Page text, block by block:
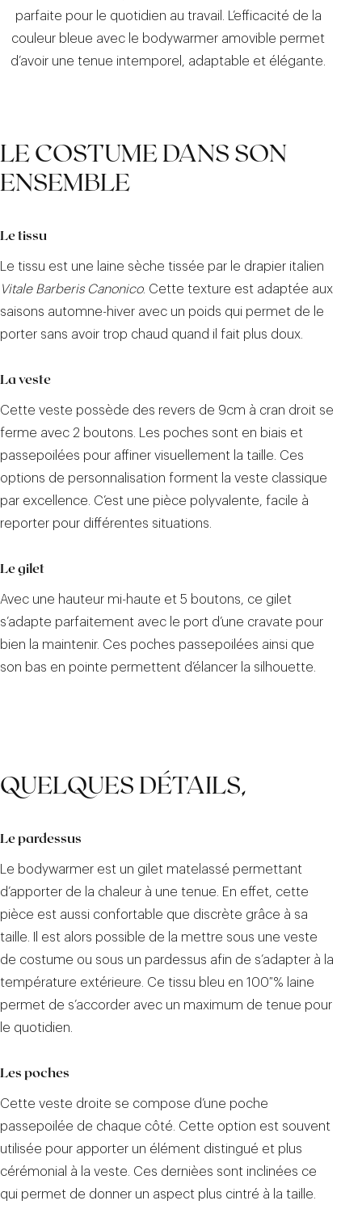
parfaite pour le quotidien au travail. L’efficacité de la
couleur bleue avec le bodywarmer amovible permet
d’avoir une tenue intemporel, adaptable et élégante.
LE COSTUME DANS SON
ENSEMBLE
Le tissu
Le tissu est une laine sèche tissée par le drapier italien
Vitale Barberis Canonico. Cette texture est adaptée aux
saisons automne-hiver avec un poids qui permet de le
porter sans avoir trop chaud quand il fait plus doux.
La veste
Cette veste possède des revers de 9cm à cran droit se
ferme avec 2 boutons. Les poches sont en biais et
passepoilées pour affiner visuellement la taille. Ces
options de personnalisation forment la veste classique
par excellence. C’est une pièce polyvalente, facile à
reporter pour différentes situations.
Le gilet
Avec une hauteur mi-haute et 5 boutons, ce gilet
s’adapte parfaitement avec le port d’une cravate pour
bien la maintenir. Ces poches passepoilées ainsi que
son bas en pointe permettent d’élancer la silhouette.
QUELQUES DÉTAILS,
Le pardessus
Le bodywarmer est un gilet matelassé permettant
d’apporter de la chaleur à une tenue. En effet, cette
pièce est aussi confortable que discrète grâce à sa
taille. Il est alors possible de la mettre sous une veste
de costume ou sous un pardessus afin de s’adapter à la
température extérieure. Ce tissu bleu en 100 % laine
permet de s’accorder avec un maximum de tenue pour
le quotidien.
Les poches
Cette veste droite se compose d’une poche
passepoilée de chaque côté. Cette option est souvent
utilisée pour apporter un élément distingué et plus
cérémonial à la veste. Ces dernièes sont inclinées ce
qui permet de donner un aspect plus cintré à la taille.